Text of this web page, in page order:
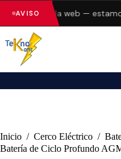
AVISO
errores en la web —
Inicio / Cerco Eléctrico /
Batería de Ciclo Profundo